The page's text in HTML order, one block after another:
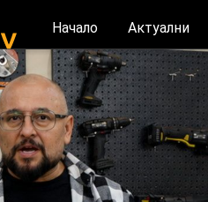
Начало Актуални